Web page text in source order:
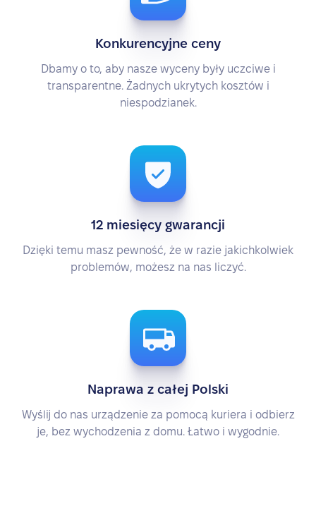
Konkurencyjne ceny
Dbamy o to, aby nasze wyceny były uczciwe i
transparentne. Żadnych ukrytych kosztów i
niespodzianek.
12 miesięcy gwarancji
Dzięki temu masz pewność, że w razie jakichkolwiek
problemów, możesz na nas liczyć.
Naprawa z całej Polski
Wyślij do nas urządzenie za pomocą kuriera i odbierz
je, bez wychodzenia z domu. Łatwo i wygodnie.